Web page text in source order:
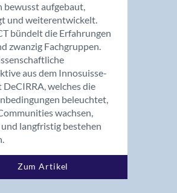
bewusst aufgebaut,
und weiterentwickelt.
bündelt die Erfahrungen
zwanzig Fachgruppen.
aus dem Innosuisse-
DeCIRRA, welches die
beleuchtet,
wachsen,
langfristig bestehen
Zum Artikel